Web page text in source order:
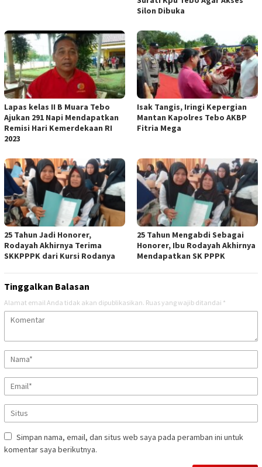
Silon Dibuka
Lapas kelas II B Muara Tebo
Ajukan 291 Napi Mendapatkan
Remisi Hari Kemerdekaan RI
2023
Isak Tangis, Iringi Kepergian
Mantan Kapolres Tebo AKBP
Fitria Mega
25 Tahun Jadi Honorer,
Rodayah Akhirnya Terima
SKKPPPK dari Kursi Rodanya
25 Tahun Mengabdi Sebagai
Honorer, Ibu Rodayah Akhirnya
Mendapatkan SK PPPK
Tinggalkan Balasan
Alamat email Anda tidak akan dipublikasikan. Ruas yang wajib ditandai *
Simpan nama, email, dan situs web saya pada peramban ini untuk
komentar saya berikutnya.